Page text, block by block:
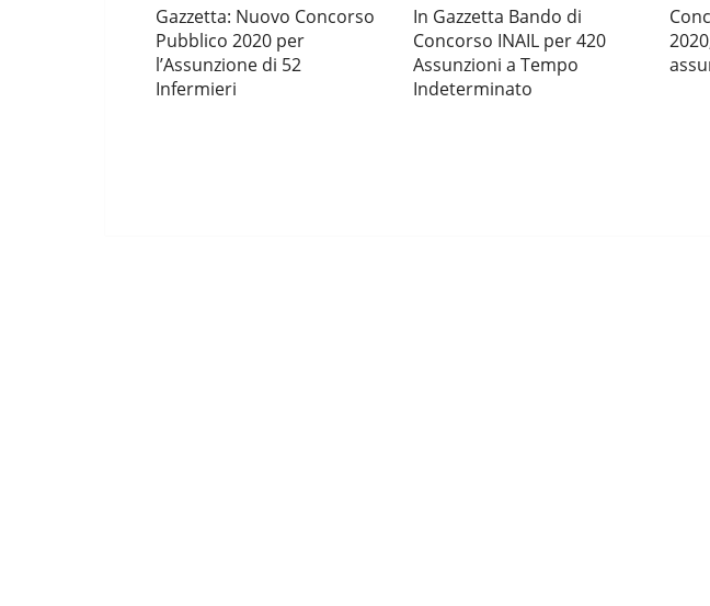
Gazzetta: Nuovo Concorso
Pubblico 2020 per
l’Assunzione di 52
Infermieri
In Gazzetta Bando di
Concorso INAIL per 420
Assunzioni a Tempo
Indeterminato